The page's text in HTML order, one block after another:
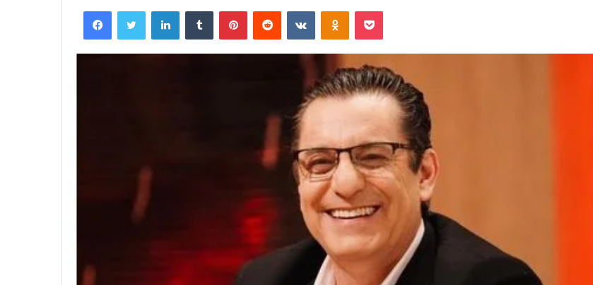
mail
FacebookTwitter LinkedinTumblr PinterestReddit VK OK Pocket